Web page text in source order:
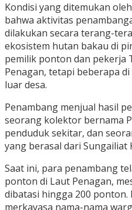
Kondisi yang ditemukan
bahwa aktivitas
dilakukan secara terang-
ekosistem hutan bakau di
pemilik ponton dan pekerja
Penagan, tetapi beberapa
luar desa.
Penambang menjual hasil
seorang kolektor bernama
penduduk sekitar, dan
yang berasal dari Sungailiat
Saat ini, para penambang
ponton di Laut Penagan,
dibatasi hingga 200
merkayasa nama-nama